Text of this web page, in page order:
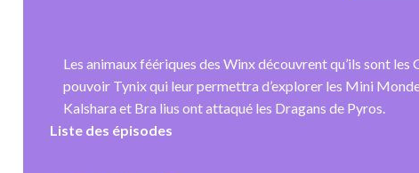
Les animaux féériques des Winx découvrent qu’ils sont
pouvoir Tynix qui leur permettra d’explorer les Mini
Kalshara et Bra lius ont attaqué les Dragans de Pyros.
Liste des épisodes